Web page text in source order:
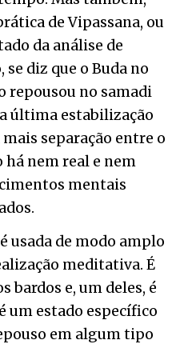
de Vipassana, ou
da análise de
diz que o Buda no
repousou no samadi
última estabilização
separação entre o
há nem real e nem
mentais
usada de modo amplo
meditativa. É
bardos e, um deles, é
um estado específico
em algum tipo